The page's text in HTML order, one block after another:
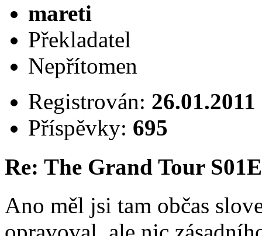
mareti
Překladatel
Nepřítomen
Registrován: 26.01.2011
Příspěvky: 695
Re: The Grand Tour
Ano měl jsi tam občas